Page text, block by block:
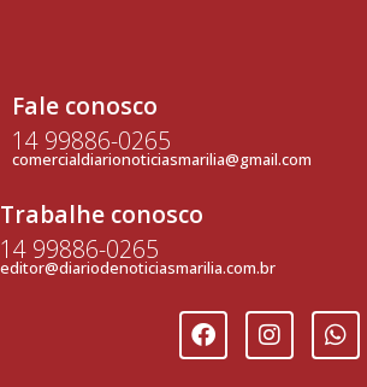
Fale conosco
14 99886-0265
comercialdiarionoticiasmarilia@gmail.com
Trabalhe conosco
14 99886-0265
editor@diariodenoticiasmarilia.com.br